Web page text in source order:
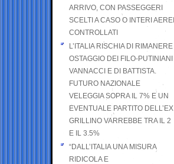
ARRIVO, CON PASSEGGERI
SCELTI A CASO O INTERI AEREI
CONTROLLATI
L’ITALIA RISCHIA DI RIMANERE
OSTAGGIO DEI FILO-PUTINIANI
VANNACCI E DI BATTISTA.
FUTURO NAZIONALE
VELEGGIA SOPRA IL 7% E UN
EVENTUALE PARTITO DELL’EX
GRILLINO VARREBBE TRA IL 2
E IL 3.5%
“DALL’ITALIA UNA MISURA
RIDICOLA E